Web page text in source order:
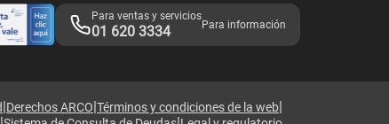
Para ventas y servicios
01 620 3334 Para información
|Derechos ARCO|Términos y condiciones de la web|